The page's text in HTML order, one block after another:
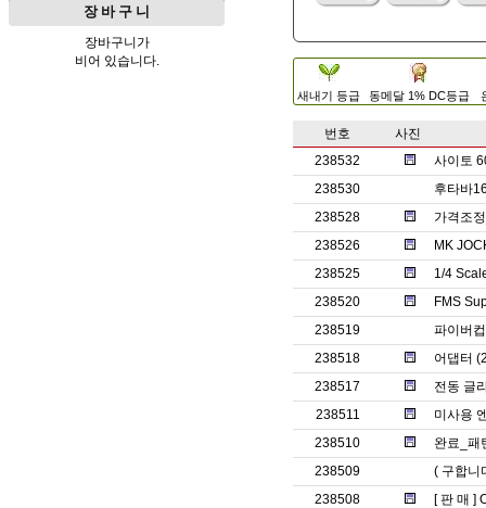
장 바 구 니
장바구니가
비어 있습니다.
새내기 등급 동메달 1% DC등급
번호
사진
238532
사이토
238530
후타바
238528
가격조
238526
MK
238525
1/4
238520
FMS
238519
파이버
238518
어댑터
238517
전동 글
238511
미사용
238510
완료_패
238509
( 구합니
238508
[ 판 매 ]